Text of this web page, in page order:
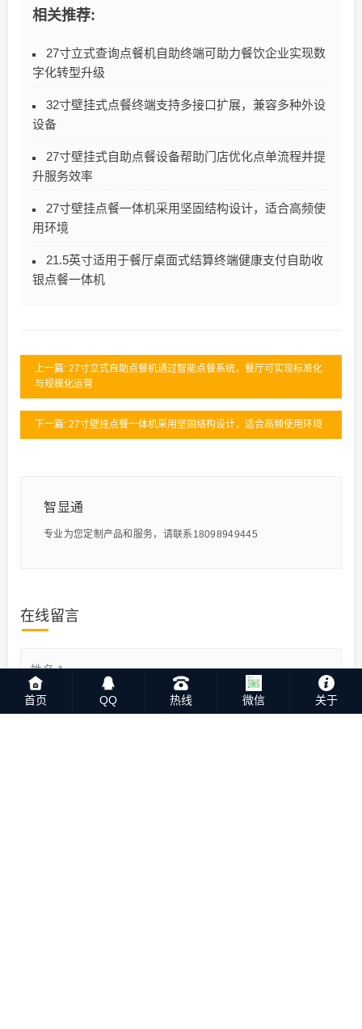
相关推荐:
27寸立式查询点餐机自助终端可助力餐饮企业实现数
字化转型升级
32寸壁挂式点餐终端支持多接口扩展，兼容多种外设
设备
27寸壁挂式自助点餐设备帮助门店优化点单流程并提
升服务效率
27寸壁挂点餐一体机采用坚固结构设计，适合高频使
用环境
21.5英寸适用于餐厅桌面式结算终端健康支付自助收
银点餐一体机
上一篇: 27寸立式自助点餐机通过智能点餐系统，餐厅可实现标准化
与规模化运营
下一篇: 27寸壁挂点餐一体机采用坚固结构设计，适合高频使用环境
智显通
专业为您定制产品和服务，请联系18098949445
在线留言
首页 QQ 热线 微信 关于